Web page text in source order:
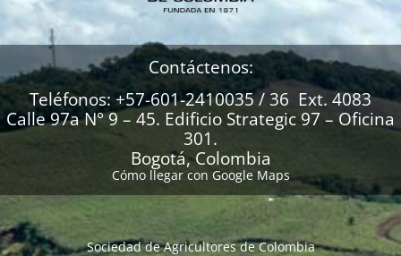
Contáctenos:
Teléfonos: +57-601-2410035 / 36 Ext. 4083
Calle 97a N° 9 – 45. Edificio Strategic 97 – Oficina
301.
Bogotá, Colombia
Cómo llegar con Google Maps
Sociedad de Agricultores de Colombia